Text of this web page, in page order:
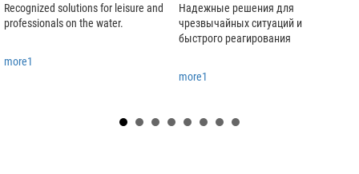
Recognized solutions for leisure and
professionals on the water.
more1
Надежные решения для
чрезвычайных ситуаций и
быстрого реагирования
more1